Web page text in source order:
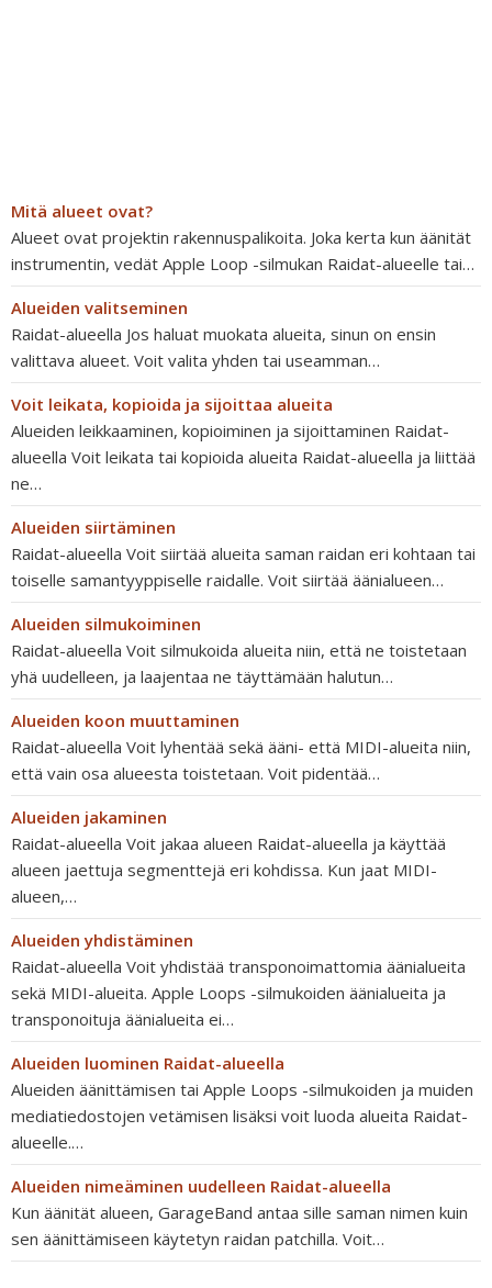
Mitä alueet ovat?
Alueet ovat projektin rakennuspalikoita. Joka kerta kun äänität
instrumentin, vedät Apple Loop -silmukan Raidat-alueelle tai…
Alueiden valitseminen
Raidat-alueella Jos haluat muokata alueita, sinun on ensin
valittava alueet. Voit valita yhden tai useamman…
Voit leikata, kopioida ja sijoittaa alueita
Alueiden leikkaaminen, kopioiminen ja sijoittaminen Raidat-
alueella Voit leikata tai kopioida alueita Raidat-alueella ja liittää
ne…
Alueiden siirtäminen
Raidat-alueella Voit siirtää alueita saman raidan eri kohtaan tai
toiselle samantyyppiselle raidalle. Voit siirtää äänialueen…
Alueiden silmukoiminen
Raidat-alueella Voit silmukoida alueita niin, että ne toistetaan
yhä uudelleen, ja laajentaa ne täyttämään halutun…
Alueiden koon muuttaminen
Raidat-alueella Voit lyhentää sekä ääni- että MIDI-alueita niin,
että vain osa alueesta toistetaan. Voit pidentää…
Alueiden jakaminen
Raidat-alueella Voit jakaa alueen Raidat-alueella ja käyttää
alueen jaettuja segmenttejä eri kohdissa. Kun jaat MIDI-
alueen,…
Alueiden yhdistäminen
Raidat-alueella Voit yhdistää transponoimattomia äänialueita
sekä MIDI-alueita. Apple Loops -silmukoiden äänialueita ja
transponoituja äänialueita ei…
Alueiden luominen Raidat-alueella
Alueiden äänittämisen tai Apple Loops -silmukoiden ja muiden
mediatiedostojen vetämisen lisäksi voit luoda alueita Raidat-
alueelle.…
Alueiden nimeäminen uudelleen Raidat-alueella
Kun äänität alueen, GarageBand antaa sille saman nimen kuin
sen äänittämiseen käytetyn raidan patchilla. Voit…